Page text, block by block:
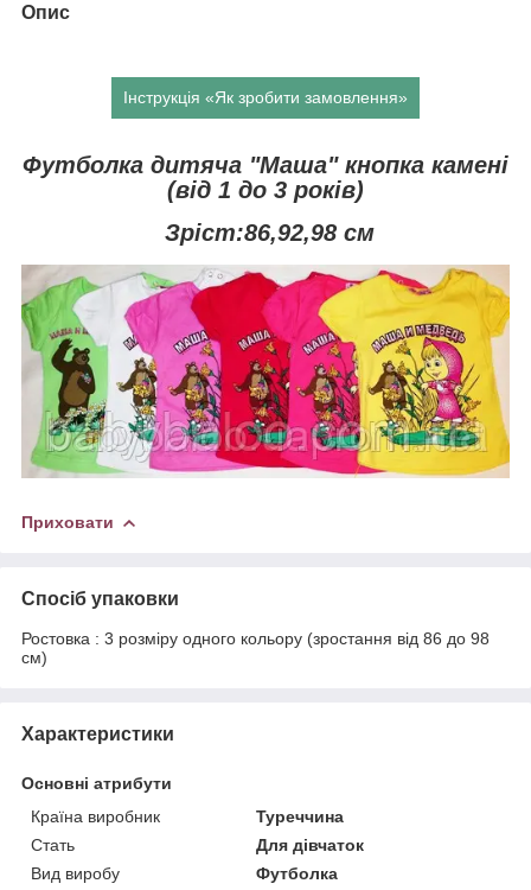
Опис
Інструкція «Як зробити замовлення»
Футболка дитяча "Маша" кнопка камені
(від 1 до 3 років)
Зріст:86,92,98 см
Приховати
Спосіб упаковки
Ростовка : 3 розміру одного кольору (зростання від 86 до 98
см)
Характеристики
Основні атрибути
Країна виробник
Туреччина
Стать
Для дівчаток
Вид виробу
Футболка